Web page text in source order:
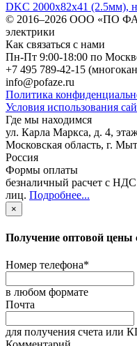
DKC 2000х82х41 (2.5мм),
© 2016–2026 ООО «ПО
электрики
Как связаться с нами
Пн-Пт 9:00-18:00 по
+7 495 789-42-15
info@pofaze.ru
Политика
Условия использования
Где мы находимся
ул. Карла Маркса, д. 4,
Московская область, г.
Россия
Формы оплаты
безналичный расчет с
лиц. Подробнее...
×
Получение оптовой цены
Номер телефона*
в любом формате
Почта
для получения счета или